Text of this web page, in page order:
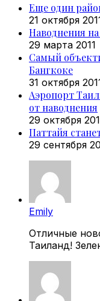
Еще один
21 октября
Наводнения
29 марта 2011
Самый
Бангкоке
31 октября
Аэропорт
от наводнения
29 октября
Паттайя
29 сентября
Emily
Отличные
Таиланд!